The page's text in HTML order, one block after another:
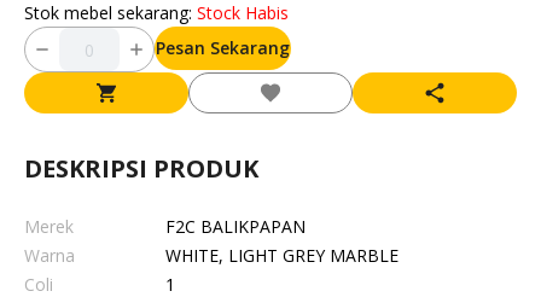
Stok mebel sekarang: Stock Habis
Pesan Sekarang
DESKRIPSI PRODUK
Merek
F2C BALIKPAPAN
Warna
WHITE, LIGHT GREY MARBLE
Coli
1